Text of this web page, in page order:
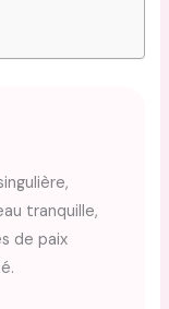
tranquille,
de paix